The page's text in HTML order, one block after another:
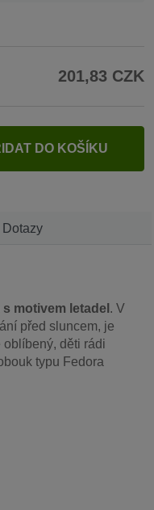
201,83 CZK
DO KOŠÍKU
Dotazy
s motivem letadel . V
před sluncem, je
oblíbený, děti rádi
typu Fedora